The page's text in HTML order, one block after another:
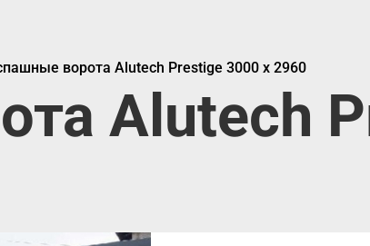
ворота Alutech Prestige 3000 х 2960
Alutech